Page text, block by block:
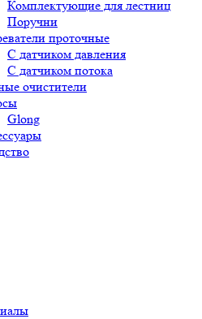
Комплектующие для лестниц
Поручни
проточные
С датчиком давления
С датчиком потока
очистители
Glong